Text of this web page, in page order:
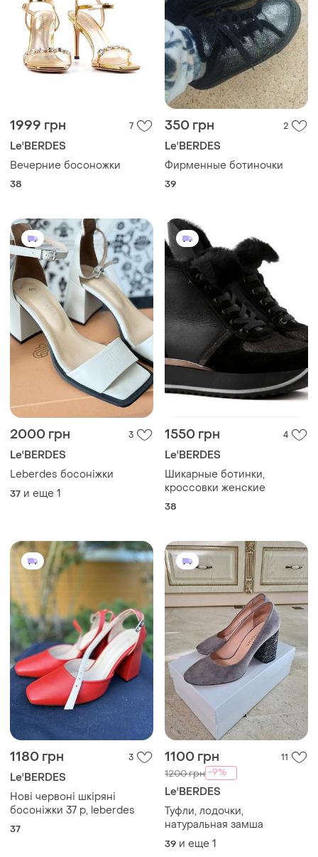
1999 грн 7
Le'BERDES
Вечерние босоножки
38
350 грн 2
Le'BERDES
Фирменные ботиночки
39
2000 грн 3
Le'BERDES
Leberdes босоніжки
37 и еще 1
1550 грн 4
Le'BERDES
Шикарные ботинки,
кроссовки женские
38
1180 грн 3
Le'BERDES
Нові червоні шкіряні
босоніжки 37 р, leberdes
37
1100 грн 11
1200 грн -9%
Le'BERDES
Туфли, лодочки,
натуральная замша
39 и еще 1